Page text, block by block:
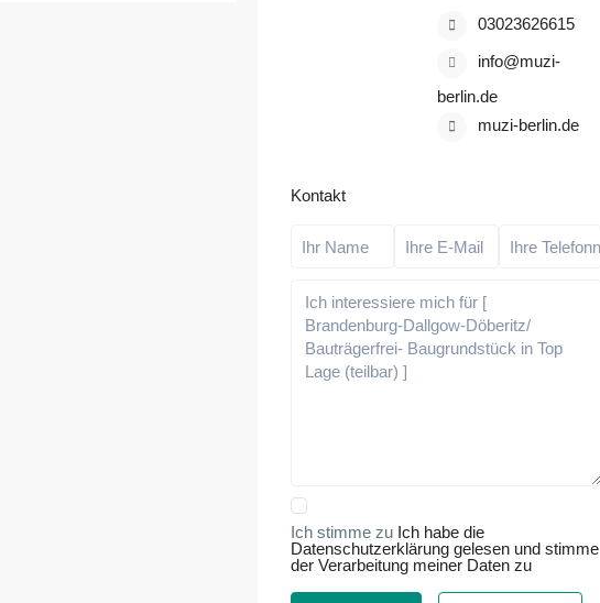
03023626615
info@muzi-
berlin.de
muzi-berlin.de
Kontakt
Ich stimme zu Ich habe die
Datenschutzerklärung gelesen und stimme
der Verarbeitung meiner Daten zu